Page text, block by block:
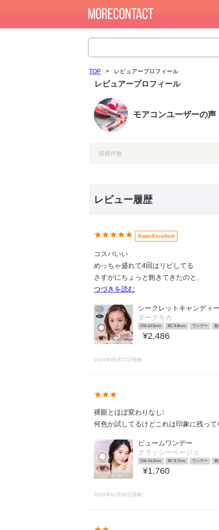
TOP > レビュアープロフィール
レビュアープロフィール
モアコンユーザーの声
投稿件数
レビュー履歴
★★★★★ SuperExcellent
コスパいい
めっちゃ盛れて4回はリピしてる
さすがにちょっと飽きてきたのと、
つづきを読む
シークレットキャンディ
ダークモカ
DIA 14.5mm BC 8.8mm ワンデー 着
¥2,486
2024年05月27日投稿
★★★
裸眼とほぼ変わりなし❕
何色か試してるけどこれは印象に残って
ビュームワンデー
クラッシーベージュ
DIA 14.2mm BC 8.7mm ワンデー 着
¥1,760
2025年01月30日投稿